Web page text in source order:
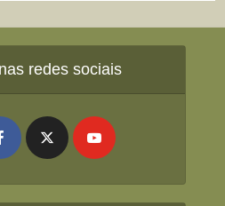
redes sociais